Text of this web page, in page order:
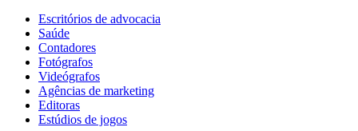
Escritórios de advocacia
Saúde
Contadores
Fotógrafos
Videógrafos
Agências de marketing
Editoras
Estúdios de jogos